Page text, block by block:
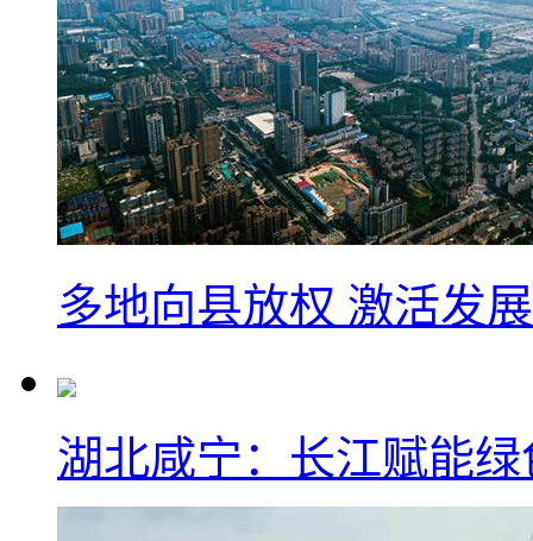
多地向县放权 激活发
湖北咸宁：长江赋能